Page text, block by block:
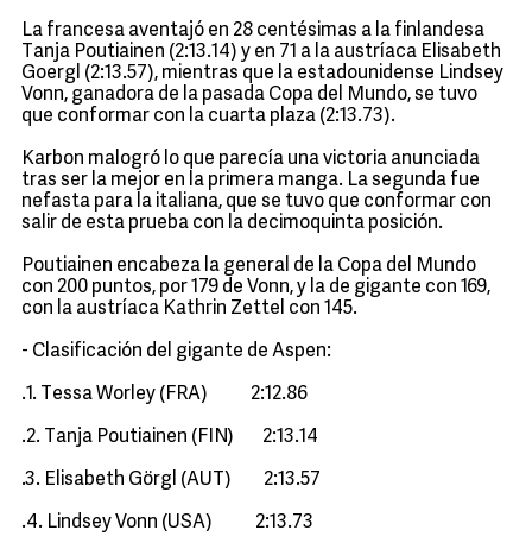
La francesa aventajó en 28 centésimas a la finlandesa
Tanja Poutiainen (2:13.14) y en 71 a la austríaca Elisabeth
Goergl (2:13.57), mientras que la estadounidense Lindsey
Vonn, ganadora de la pasada Copa del Mundo, se tuvo
que conformar con la cuarta plaza (2:13.73).
Karbon malogró lo que parecía una victoria anunciada
tras ser la mejor en la primera manga. La segunda fue
nefasta para la italiana, que se tuvo que conformar con
salir de esta prueba con la decimoquinta posición.
Poutiainen encabeza la general de la Copa del Mundo
con 200 puntos, por 179 de Vonn, y la de gigante con 169,
con la austríaca Kathrin Zettel con 145.
- Clasificación del gigante de Aspen:
.1. Tessa Worley (FRA) 2:12.86
.2. Tanja Poutiainen (FIN) 2:13.14
.3. Elisabeth Görgl (AUT) 2:13.57
.4. Lindsey Vonn (USA) 2:13.73